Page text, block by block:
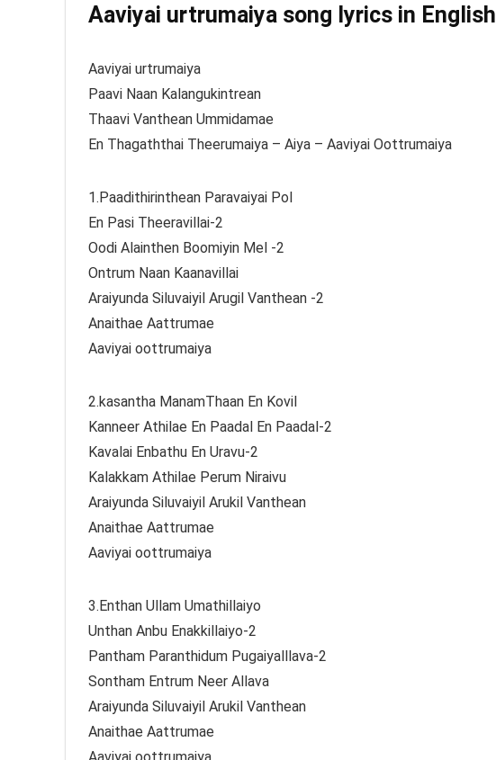
Aaviyai urtrumaiya song lyrics in English
Aaviyai urtrumaiya
Paavi Naan Kalangukintrean
Thaavi Vanthean Ummidamae
En Thagaththai Theerumaiya – Aiya – Aaviyai Oottrumaiya
1.Paadithirinthean Paravaiyai Pol
En Pasi Theeravillai-2
Oodi Alainthen Boomiyin Mel -2
Ontrum Naan Kaanavillai
Araiyunda Siluvaiyil Arugil Vanthean -2
Anaithae Aattrumae
Aaviyai oottrumaiya
2.kasantha ManamThaan En Kovil
Kanneer Athilae En Paadal En Paadal-2
Kavalai Enbathu En Uravu-2
Kalakkam Athilae Perum Niraivu
Araiyunda Siluvaiyil Arukil Vanthean
Anaithae Aattrumae
Aaviyai oottrumaiya
3.Enthan Ullam Umathillaiyo
Unthan Anbu Enakkillaiyo-2
Pantham Paranthidum Pugaiyalllava-2
Sontham Entrum Neer Allava
Araiyunda Siluvaiyil Arukil Vanthean
Anaithae Aattrumae